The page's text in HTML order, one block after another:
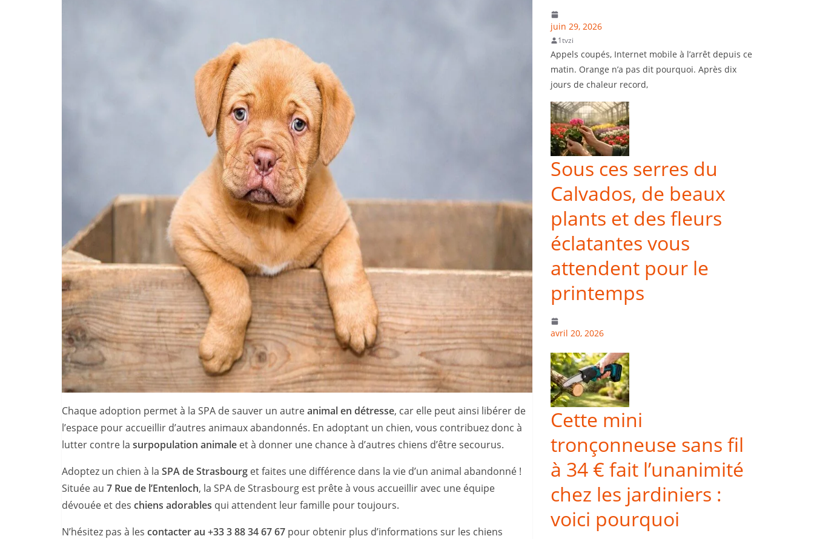
Chaque adoption permet à la SPA de sauver un autreanimal en détresse, car elle peut ainsi libérer de
l’espace pour accueillir d’autres animaux abandonnés. En adoptant un chien, vous contribuez donc à
lutter contre la surpopulation animale et à donner une chance à d’autres chiens d’être secourus.
Adoptez un chien à la SPA de Strasbourg et faites une différence dans la vie d’un animal abandonné !
Située au 7 Rue de l’Entenloch, la SPA de Strasbourg est prête à vous accueillir avec une équipe
dévouée et des chiens adorables qui attendent leur famille pour toujours.
N’hésitez pas à les contacter au +33 3 88 34 67 67 pour obtenir plus d’informations sur les chiens
juin 29, 2026
1tvzi
Appels coupés, Internet mobile à l’arrêt depuis ce
matin. Orange n’a pas dit pourquoi. Après dix
jours de chaleur record,
Sous ces serres du
Calvados, de beaux
plants et des fleurs
éclatantes vous
attendent pour le
printemps
avril 20, 2026
Cette mini
tronçonneuse sans fil
à 34 € fait l’unanimité
chez les jardiniers :
voici pourquoi